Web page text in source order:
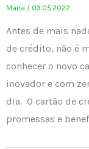
Maria / 03.05.2022
Antes de mais
de crédito, não é
conhecer o novo
inovador e com
dia. O cartão de
promessas e